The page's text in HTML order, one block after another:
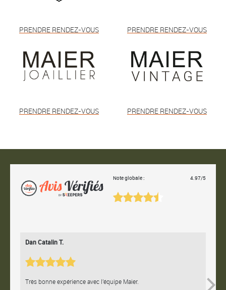
PRENDRE RENDEZ-VOUS PRENDRE RENDEZ-VOUS
PRENDRE RENDEZ-VOUS PRENDRE RENDEZ-VOUS
Note globale : 4.97/5
Dan Catalin T.
Très bonne expérience avec l'équipe Maier.